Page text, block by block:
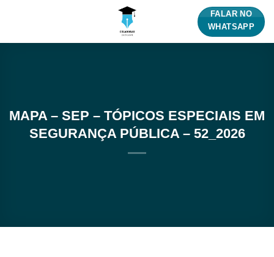
FALAR NO
WHATSAPP
MAPA – SEP – TÓPICOS ESPECIAIS EM
SEGURANÇA PÚBLICA – 52_2026